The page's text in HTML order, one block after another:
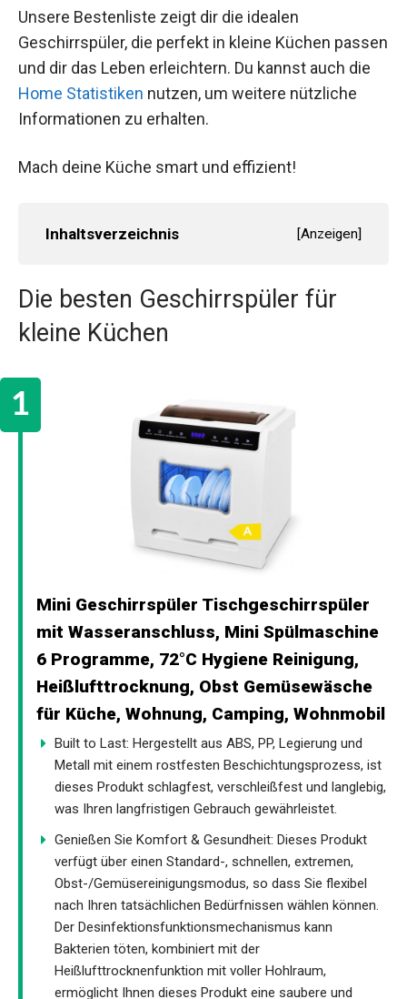
Unsere Bestenliste zeigt dir die idealen
Geschirrspüler, die perfekt in kleine Küchen passen
und dir das Leben erleichtern. Du kannst auch die
Home Statistiken nutzen, um weitere nützliche
Informationen zu erhalten.
Mach deine Küche smart und effizient!
Inhaltsverzeichnis [Anzeigen]
Die besten Geschirrspüler für
kleine Küchen
Mini Geschirrspüler Tischgeschirrspüler
mit Wasseranschluss, Mini Spülmaschine
6 Programme, 72°C Hygiene Reinigung,
Heißlufttrocknung, Obst Gemüsewäsche
für Küche, Wohnung, Camping, Wohnmobil
Built to Last: Hergestellt aus ABS, PP, Legierung und
Metall mit einem rostfesten Beschichtungsprozess, ist
dieses Produkt schlagfest, verschleißfest und langlebig,
was Ihren langfristigen Gebrauch gewährleistet.
Genießen Sie Komfort & Gesundheit: Dieses Produkt
verfügt über einen Standard-, schnellen, extremen,
Obst-/Gemüsereinigungsmodus, so dass Sie flexibel
nach Ihren tatsächlichen Bedürfnissen wählen können.
Der Desinfektionsfunktionsmechanismus kann
Bakterien töten, kombiniert mit der
Heißlufttrocknenfunktion mit voller Hohlraum,
ermöglicht Ihnen dieses Produkt eine saubere und